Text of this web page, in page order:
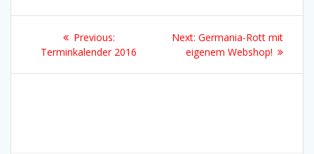
Beitragsnavigation
Previous:Previous
post:
Terminkalender 2016
Next: Next
post:
Germania-Rott mit
eigenem Webshop!